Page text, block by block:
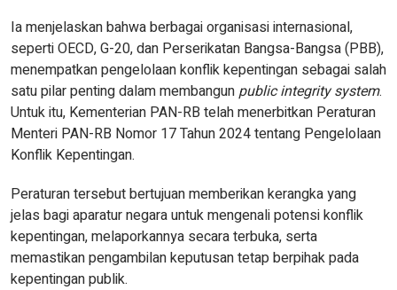
Ia menjelaskan bahwa berbagai organisasi internasional,
seperti OECD, G-20, dan Perserikatan Bangsa-Bangsa (PBB),
menempatkan pengelolaan konflik kepentingan sebagai salah
satu pilar penting dalam membangunpublic integrity system.
Untuk itu, Kementerian PAN-RB telah menerbitkan Peraturan
Menteri PAN-RB Nomor 17 Tahun 2024 tentang Pengelolaan
Konflik Kepentingan.
Peraturan tersebut bertujuan memberikan kerangka yang
jelas bagi aparatur negara untuk mengenali potensi konflik
kepentingan, melaporkannya secara terbuka, serta
memastikan pengambilan keputusan tetap berpihak pada
kepentingan publik.